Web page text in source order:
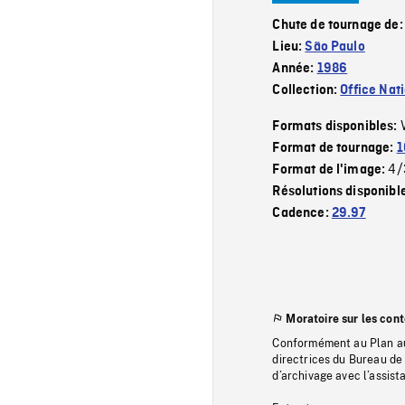
Chute de tournage de:
Lieu:São Paulo
Année: 1986
Collection:Office
Formats disponibles:
Format de tournage:
Format de l'image:4/
Résolutions
Cadence: 29.97
Moratoire sur les
Conformément au Plan
directrices du Bureau
d’archivage avec